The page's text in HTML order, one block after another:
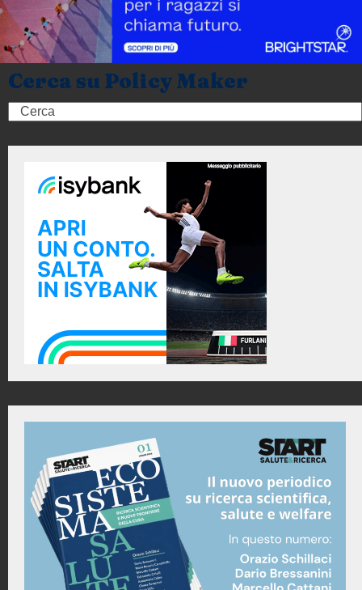
Cerca su Policy Maker
Search